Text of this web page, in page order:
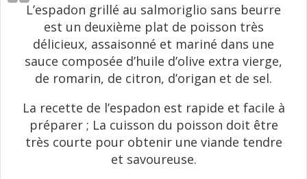
L’espadon grillé au salmoriglio sans beurre
est un deuxième plat de poisson très
délicieux, assaisonné et mariné dans une
sauce composée d’huile d’olive extra vierge,
de romarin, de citron, d’origan et de sel.
La recette de l’espadon est rapide et facile à
préparer ; La cuisson du poisson doit être
très courte pour obtenir une viande tendre
et savoureuse.